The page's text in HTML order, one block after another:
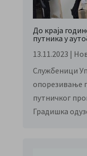
До краја
путника у
13.11.2023 |
Службеници
опорезивање
путничког
Градишка